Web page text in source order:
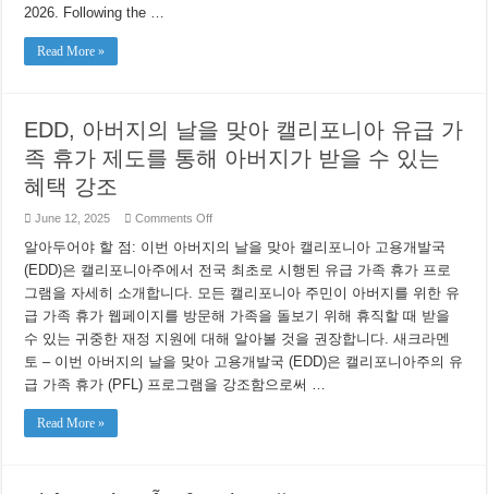
2026. Following the …
Read More »
EDD, 아버지의 날을 맞아 캘리포니아 유급 가
족 휴가 제도를 통해 아버지가 받을 수 있는
혜택 강조
June 12, 2025 Comments Offon
아
지
의
날
을
맞
아
리
알아두어야 할 점: 이번 아버지의 날을 맞아 캘리포니아 고용개발국
(EDD)은 캘리포니아주에서 전국 최초로 시행된 유급 가족 휴가 프로
그램을 자세히 소개합니다. 모든 캘리포니아 주민이 아버지를 위한 유
급 가족 휴가 웹페이지를 방문해 가족을 돌보기 위해 휴직할 때 받을
수 있는 귀중한 재정 지원에 대해 알아볼 것을 권장합니다. 새크라멘
토 – 이번 아버지의 날을 맞아 고용개발국 (EDD)은 캘리포니아주의 유
급 가족 휴가 (PFL) 프로그램을 강조함으로써 …
Read More »